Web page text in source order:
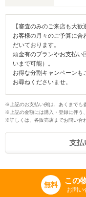
【審査のみのご来店も大歓
お客様の月々のご予算に合
だいております。
頭金有のプランやお支払い
いまで可能）。
お得な分割キャンペーンも
お尋ねくださいませ。
※上記のお支払い例は、あくまでも
※上記の金額には購入・登録に伴う
※詳しくは、各販売店までお問い合
支払
無料 この
お問い